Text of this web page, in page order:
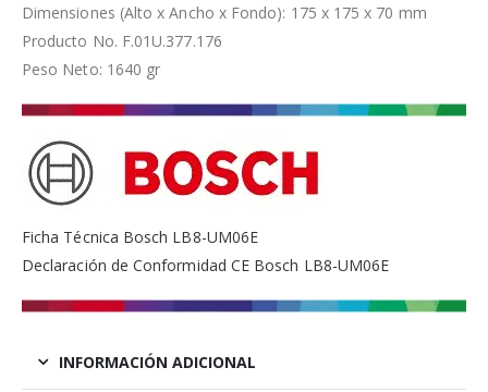
Dimensiones (Alto x Ancho x Fondo): 175 x 175 x 70 mm
Producto No. F.01U.377.176
Peso Neto: 1640 gr
Ficha Técnica Bosch LB8-UM06E
Declaración de Conformidad CE Bosch LB8-UM06E
INFORMACIÓN ADICIONAL